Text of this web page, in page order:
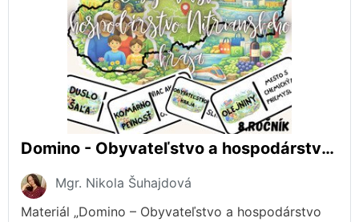
Domino - Obyvateľstvo a hospodárstvo Nitrianskeho kraja
Mgr. Nikola Šuhajdová
Materiál „Domino – Obyvateľstvo a hospodárstvo